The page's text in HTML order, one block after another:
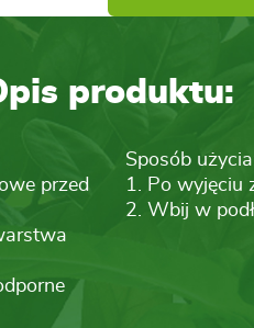
produktu:
przed
Sposób
1. Po wyjęciu
2. Wbij w